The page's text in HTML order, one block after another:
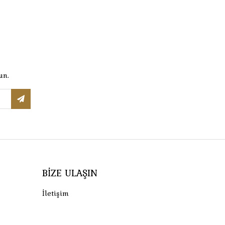
BIZE ULAŞIN
İletişim